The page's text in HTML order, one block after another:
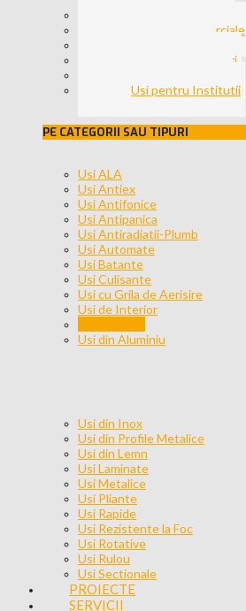
Usi Zone Comerciale
Usi pentru Hoteluri
Usi pentru Institutii
PE CATEGORII SAU TIPURI
Usi ALA
Usi Antiex
Usi Antifonice
Usi Antipanica
Usi Antiradiatii-Plumb
Usi Automate
Usi Batante
Usi Culisante
Usi cu Grila de Aerisire
Usi de Interior
Usi din Aluminiu
Usi din Inox
Usi din Profile Metalice
Usi din Lemn
Usi Laminate
Usi Metalice
Usi Pliante
Usi Rapide
Usi Rezistente la Foc
Usi Rotative
Usi Rulou
Usi Sectionale
PROIECTE
SERVICII